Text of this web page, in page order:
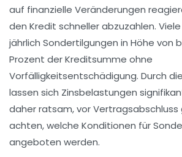
auf finanzielle Veränderungen
den Kredit schneller abzuzahlen.
jährlich Sondertilgungen in Höhe von
Prozent der Kreditsumme ohne
Vorfälligkeitsentschädigung. Durch
lassen sich Zinsbelastungen
daher ratsam, vor
achten, welche Konditionen für
angeboten werden.